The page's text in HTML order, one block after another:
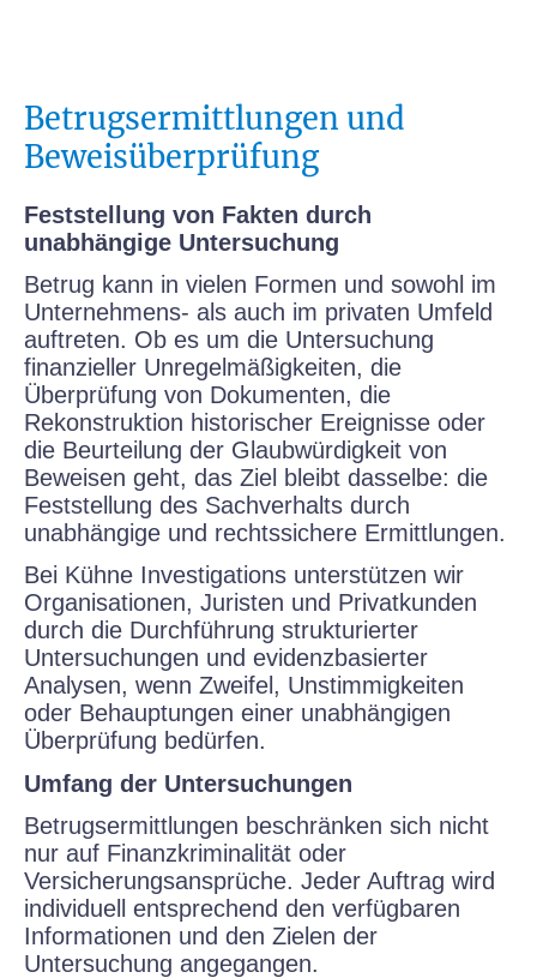
Betrugsermittlungen und
Beweisüberprüfung
Feststellung von Fakten durch
unabhängige Untersuchung
Betrug kann in vielen Formen und sowohl im
Unternehmens- als auch im privaten Umfeld
auftreten. Ob es um die Untersuchung
finanzieller Unregelmäßigkeiten, die
Überprüfung von Dokumenten, die
Rekonstruktion historischer Ereignisse oder
die Beurteilung der Glaubwürdigkeit von
Beweisen geht, das Ziel bleibt dasselbe: die
Feststellung des Sachverhalts durch
unabhängige und rechtssichere Ermittlungen.
Bei Kühne Investigations unterstützen wir
Organisationen, Juristen und Privatkunden
durch die Durchführung strukturierter
Untersuchungen und evidenzbasierter
Analysen, wenn Zweifel, Unstimmigkeiten
oder Behauptungen einer unabhängigen
Überprüfung bedürfen.
Umfang der Untersuchungen
Betrugsermittlungen beschränken sich nicht
nur auf Finanzkriminalität oder
Versicherungsansprüche. Jeder Auftrag wird
individuell entsprechend den verfügbaren
Informationen und den Zielen der
Untersuchung angegangen.